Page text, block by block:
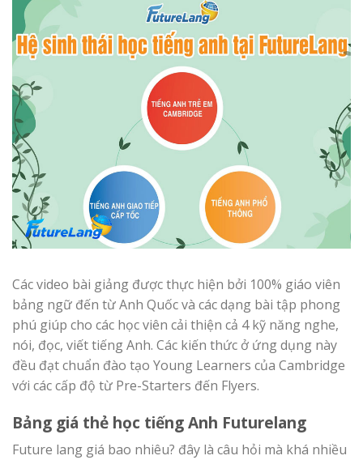
Các video bài giảng được thực hiện bởi 100% giáo viên
bảng ngữ đến từ Anh Quốc và các dạng bài tập phong
phú giúp cho các học viên cải thiện cả 4 kỹ năng nghe,
nói, đọc, viết tiếng Anh. Các kiến thức ở ứng dụng này
đều đạt chuẩn đào tạo Young Learners của Cambridge
với các cấp độ từ Pre-Starters đến Flyers.
Bảng giá thẻ học tiếng Anh Futurelang
Future lang giá bao nhiêu? đây là câu hỏi mà khá nhiều